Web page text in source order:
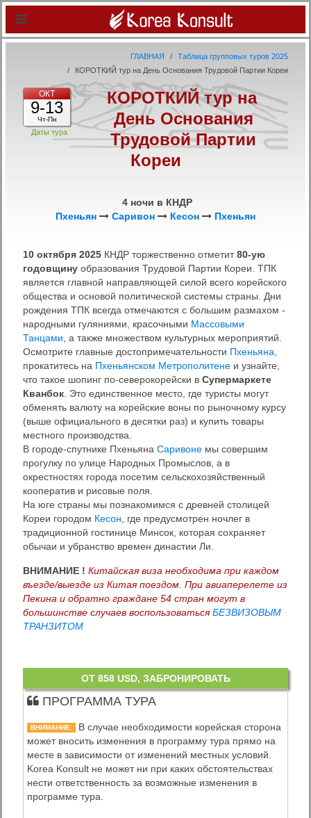
ГЛАВНАЯ
Таблица групповых туров 2025
КОРОТКИЙ тур на День Основания Трудовой Партии Кореи
Чт-Пн
9-13
ОКТ
Даты тура
КОРОТКИЙ тур на
День Основания
Трудовой Партии
Кореи
4 ночи в КНДР
Пхеньян
Саривон Кесон Пхеньян
10 октября 2025 КНДР торжественно отметит80-ую
годовщину образования Трудовой Партии Кореи. ТПК
является главной направляющей силой всего корейского
общества и основой политической системы страны. Дни
рождения ТПК всегда отмечаются с большим размахом -
народными гуляниями, красочными Массовыми
Танцами , а также множеством культурных мероприятий.
Осмотрите главные достопримечательности Пхеньяна
прокатитесь на Пхеньянском Метрополитене и узнайте,
что такое шопинг по-северокорейски в Супермаркете
Кванбок . Это единственное место, где туристы могут
обменять валюту на корейские воны по рыночному курсу
(выше официального в десятки раз) и купить товары
местного производства.
В городе-спутнике Пхеньяна Саривоне мы совершим
прогулку по улице Народных Промыслов, а в
окрестностях города посетим сельскохозяйственный
кооператив и рисовые поля.
На юге страны мы познакомимся с древней столицей
Кореи городом Кесон , где предусмотрен ночлег в
традиционной гостинице Минсок, которая сохраняет
обычаи и убранство времен династии Ли.
ВНИМАНИЕ ! Китайская виза необходима при каждом
въезде/выезде из Китая поездом. При авиаперелете из
Пекина и обратно граждане 54 стран могут в
большинстве случаев воспользоватьсяБЕЗВИЗОВЫМ
ТРАНЗИТОМ
ОТ 858 USD, ЗАБРОНИРОВАТЬ
ПРОГРАММА ТУРА
ВНИМАНИЕ:
В случае необходимости корейская сторона
может вносить изменения в программу тура прямо на
месте в зависимости от изменений местных условий.
Korea Konsult не может ни при каких обстоятельствах
нести ответственность за возможные изменения в
программе тура.